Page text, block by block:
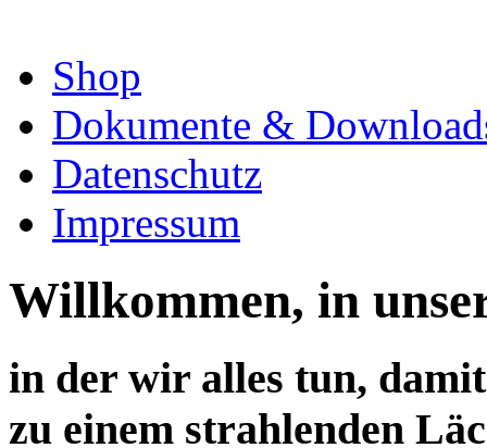
Shop
Dokumente &
Datenschutz
Impressum
Willkommen, in
in der wir alles tun,
zu einem strahlenden